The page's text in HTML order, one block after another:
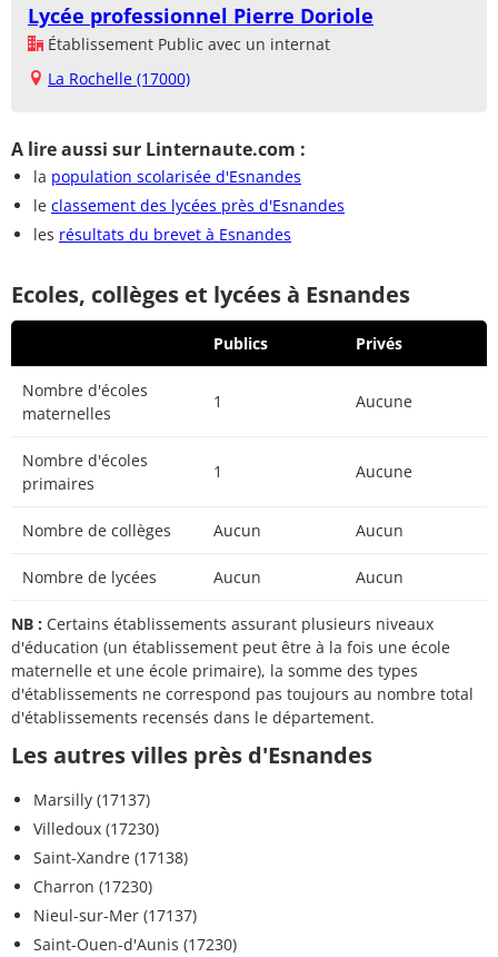
Lycée professionnel Pierre Doriole
Établissement Public avec un internat
La Rochelle (17000)
A lire aussi sur Linternaute.com :
la population scolarisée d'Esnandes
le classement des lycées près d'Esnandes
les résultats du brevet à Esnandes
Ecoles, collèges et lycées à Esnandes
Publics Privés
Nombre d'écoles
maternelles
1 Aucune
Nombre d'écoles
primaires
1 Aucune
Nombre de collèges Aucun Aucun
Nombre de lycées Aucun Aucun
NB : Certains établissements assurant plusieurs niveaux
d'éducation (un établissement peut être à la fois une école
maternelle et une école primaire), la somme des types
d'établissements ne correspond pas toujours au nombre total
d'établissements recensés dans le département.
Les autres villes près d'Esnandes
Marsilly (17137)
Villedoux (17230)
Saint-Xandre (17138)
Charron (17230)
Nieul-sur-Mer (17137)
Saint-Ouen-d'Aunis (17230)